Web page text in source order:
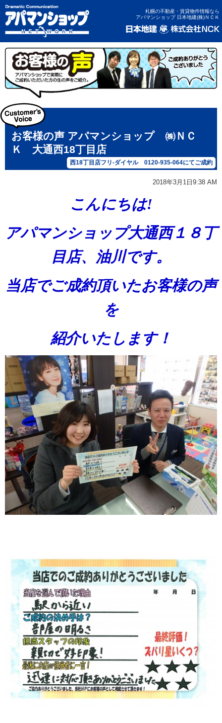
札幌の不動産・賃貸物件情報なら
アパマンショップ 日本地建(株)ＮＣＫ
お客様の声 アパマンショップ ㈱ＮＣ
Ｋ 大通西18丁目店
西18丁目店フリ-ダイヤル 0120-935-064にてご成約
2018年3月1日9:38 AM
こんにちは!
アパマンショップ大通西１８丁
目店、油川です。
当店でご成約頂いたお客様の声
を
紹介いたします！